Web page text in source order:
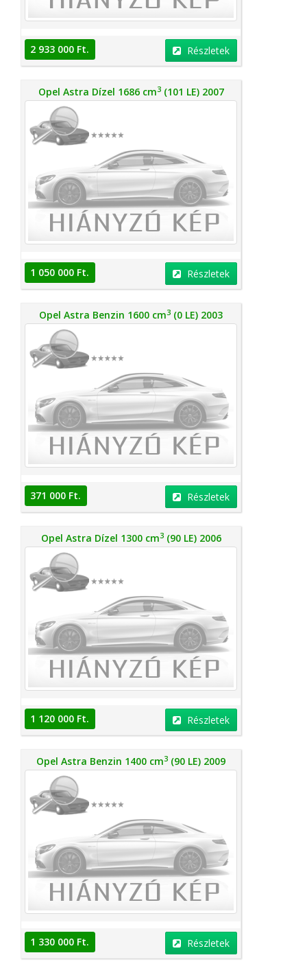
2 933 000 Ft. Részletek
Opel Astra Dízel 1686 cm3(101 LE) 2007
1 050 000 Ft. Részletek
Opel Astra Benzin 1600 cm3 (0 LE) 2003
371 000 Ft. Részletek
Opel Astra Dízel 1300 cm3(90 LE) 2006
1 120 000 Ft. Részletek
Opel Astra Benzin 1400 cm3 (90 LE) 2009
1 330 000 Ft. Részletek